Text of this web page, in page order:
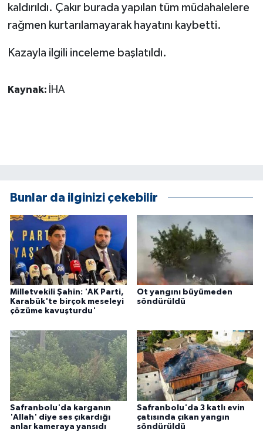
kaldırıldı. Çakır burada yapılan tüm müdahalelere
rağmen kurtarılamayarak hayatını kaybetti.
Kazayla ilgili inceleme başlatıldı.
Kaynak: İHA
Bunlar da ilginizi çekebilir
Milletvekili Şahin: 'AK Parti,
Karabük'te birçok meseleyi
çözüme kavuşturdu'
Ot yangını büyümeden
söndürüldü
Safranbolu'da karganın
'Allah' diye ses çıkardığı
anlar kameraya yansıdı
Safranbolu'da 3 katlı evin
çatısında çıkan yangın
söndürüldü
İNSAN
Otomobil
POLİTİKA
Sağlık
SİYASET
SPOR HABERLERİ
TEKNOLOJİ
Turizm
ÜLKE GÜNDEMİ